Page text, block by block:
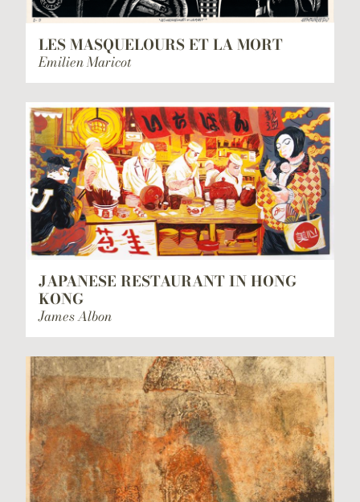
LES MASQUELOURS ET LA MORT
Emilien Maricot
JAPANESE RESTAURANT IN HONG
KONG
James Albon